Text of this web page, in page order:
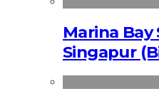
Marina Bay
Singapur